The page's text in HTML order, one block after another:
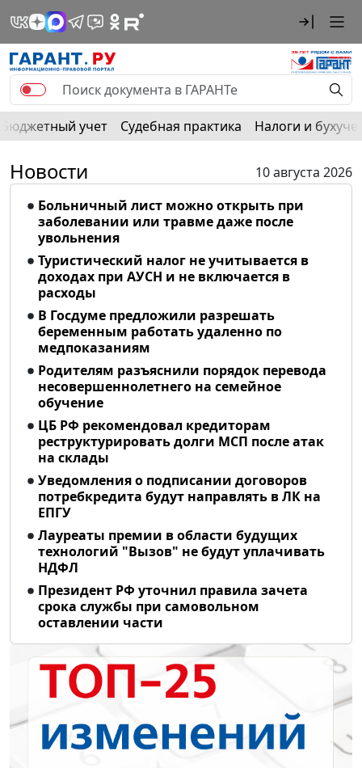
Бюджетный учет Судебная практика Налоги и
Новости
10 августа 2026
Больничный лист можно открыть при
заболевании или травме даже после
увольнения
Туристический налог не учитывается в
доходах при АУСН и не включается в
расходы
В Госдуме предложили разрешать
беременным работать удаленно по
медпоказаниям
Родителям разъяснили порядок перевода
несовершеннолетнего на семейное
обучение
ЦБ РФ рекомендовал кредиторам
реструктурировать долги МСП после атак
на склады
Уведомления о подписании договоров
потребкредита будут направлять в ЛК на
ЕПГУ
Лауреаты премии в области будущих
технологий "Вызов" не будут уплачивать
НДФЛ
Президент РФ уточнил правила зачета
срока службы при самовольном
оставлении части